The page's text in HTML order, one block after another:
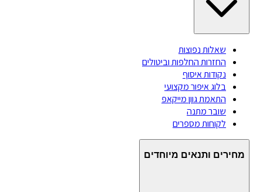
שאלות נפוצות
החזרות החלפות וביטולים
נקודות איסוף
בלוג איפור מקצועי
התאמת גוון מייקאפ
שובר מתנה
לקוחות מספרים
מחירים ותנאים מיוחדים